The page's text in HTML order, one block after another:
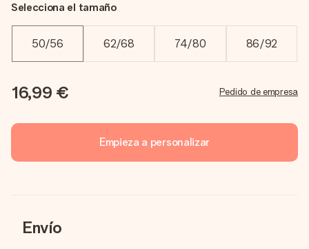
Selecciona el tamaño
50/56 62/68 74/80 86/92
16,99 € Pedido de empresa
Empieza a personalizar
Envío